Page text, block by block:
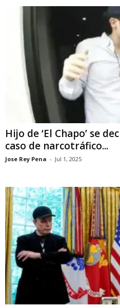
Hijo de ‘El Chapo’ se
caso de narcotráfico...
Jose Rey Pena - Jul 1, 2025